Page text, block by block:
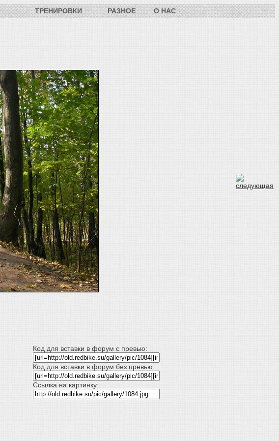
ТРЕНИРОВКИ РАЗНОЕ О НАС
Код для вставки в форум с превью:
Код для вставки в форум без превью:
Ссылка на картинку: